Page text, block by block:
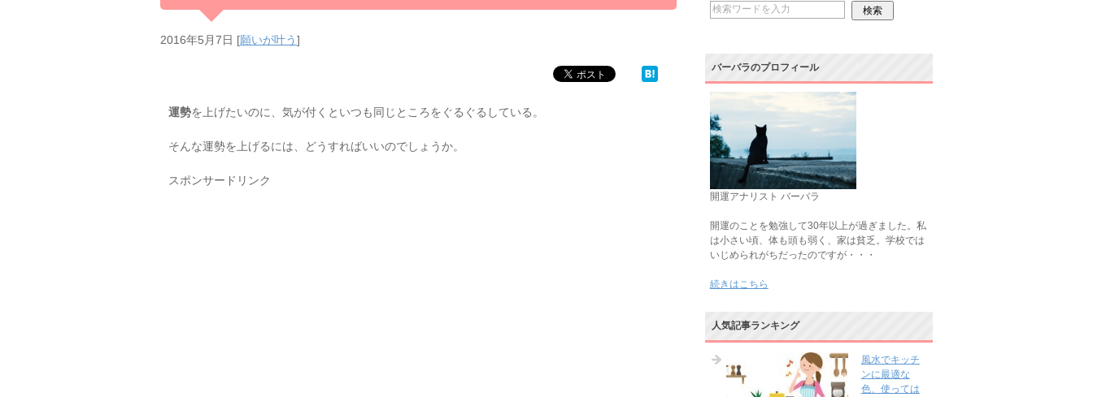
2016年5月7日 [願いが叶う]
運勢を上げたいのに、気が付くといつも同じところをぐるぐるしている。
そんな運勢を上げるには、どうすればいいのでしょうか。
スポンサードリンク
バーバラのプロフィール
開運アナリスト バーバラ
開運のことを勉強して30年以上が過ぎました。私
は小さい頃、体も頭も弱く、家は貧乏。学校では
いじめられがちだったのですが・・・
続きはこちら
人気記事ランキング
風水でキッチ
ンに最適な
色、使っては